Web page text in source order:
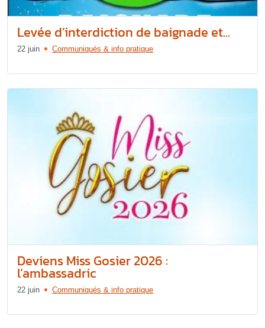
Levée d’interdiction de baignade et...
22 juin Communiqués & info pratique
Deviens Miss Gosier 2026 :
l’ambassadric
22 juin Communiqués & info pratique